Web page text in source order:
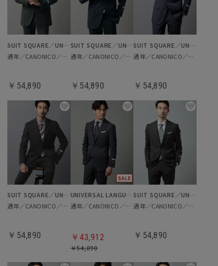
SUIT SQUARE／UNIVERSAL LANGUAGE
通年／CANONICO／スーツ
￥54,890
SUIT SQUARE／UNIVERSAL LANGUAGE
通年／CANONICO／スーツ
￥54,890
SUIT SQUARE／UNIVERSAL LANGUAGE
通年／CANONICO／スーツ
￥54,890
SUIT SQUARE／UNIVERSAL LANGUAGE
通年／CANONICO／スーツ
￥54,890
UNIVERSAL LANGUAGE
通年／CANONICO／スーツ
￥43,912
￥54,890
SUIT SQUARE／UNIVERSAL LANGUAGE
通年／CANONICO／スーツ
￥54,890